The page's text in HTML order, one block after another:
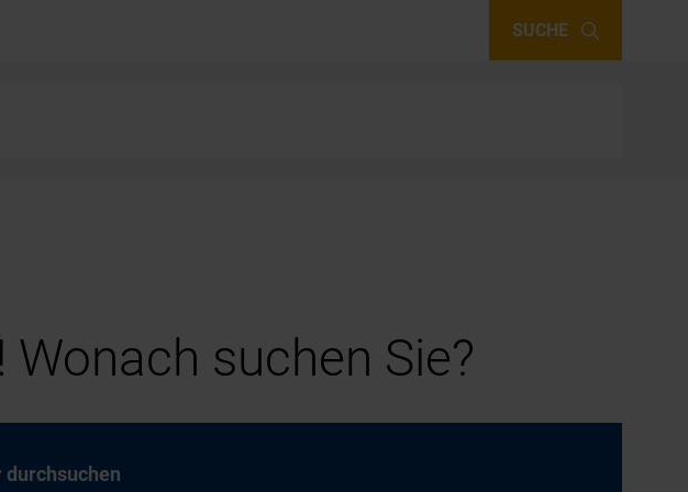
SUCHE
suchen Sie?
durchsuchen